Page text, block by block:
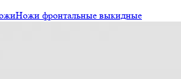
Ножи фронтальные выкидные